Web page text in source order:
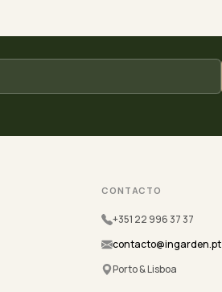
CONTACTO
+351 22 996 37 37
contacto@ingarden.pt
Porto & Lisboa